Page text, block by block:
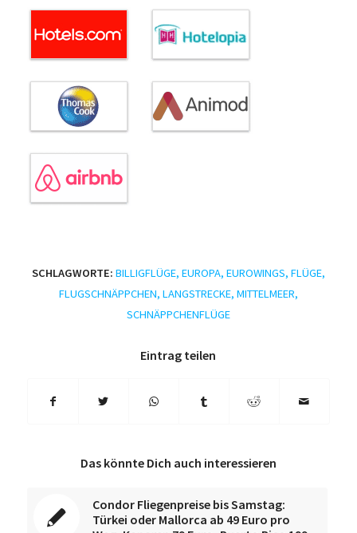
SCHLAGWORTE: BILLIGFLÜGE, EUROPA, EUROWINGS, FLÜGE,
FLUGSCHNÄPPCHEN, LANGSTRECKE, MITTELMEER,
SCHNÄPPCHENFLÜGE
Eintrag teilen
Das könnte Dich auch interessieren
Condor Fliegenpreise bis Samstag:
Türkei oder Mallorca ab 49 Euro pro